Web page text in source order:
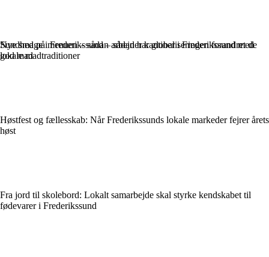
Sundhed på menuen – sådan arbejder kantiner i Frederikssund med
god mad
Høstfest og fællesskab: Når Frederikssunds lokale markeder fejrer årets
høst
Fra jord til skolebord: Lokalt samarbejde skal styrke kendskabet til
fødevarer i Frederikssund
Nye smage i Frederikssund – sådan har globaliseringen forandret de
lokale madtraditioner